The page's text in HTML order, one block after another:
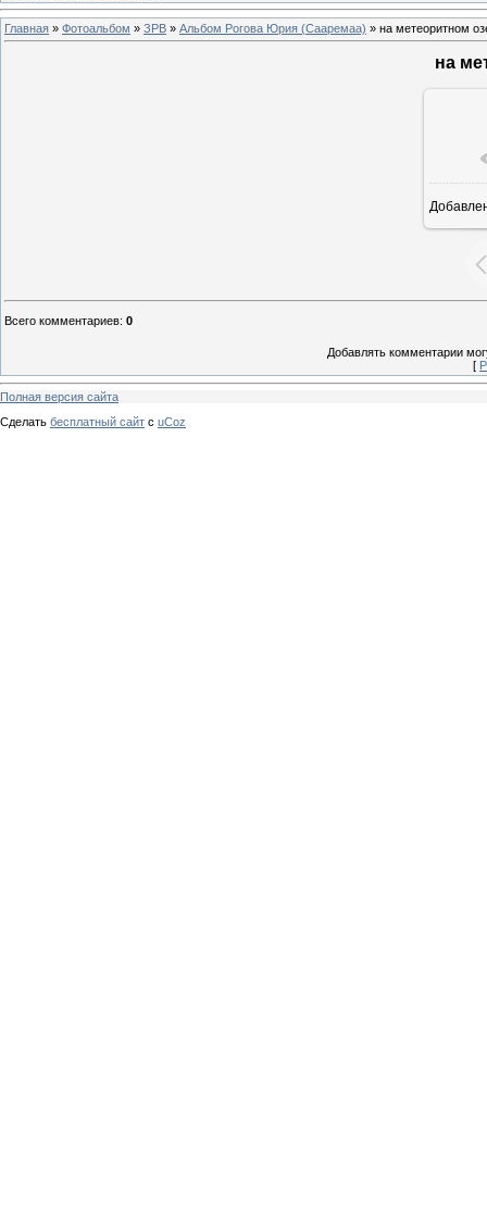
Главная » Фотоальбом » ЗРВ » Альбом Рогова Юрия (Сааремаа) » на метеоритном
на
Всего комментариев: 0
Добавлять комментарии
[
Полная версия сайта
Сделать бесплатный сайт с uCoz